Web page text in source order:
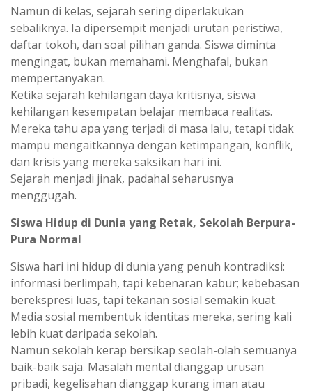
Namun di kelas, sejarah sering diperlakukan
sebaliknya. Ia dipersempit menjadi urutan peristiwa,
daftar tokoh, dan soal pilihan ganda. Siswa diminta
mengingat, bukan memahami. Menghafal, bukan
mempertanyakan.
Ketika sejarah kehilangan daya kritisnya, siswa
kehilangan kesempatan belajar membaca realitas.
Mereka tahu apa yang terjadi di masa lalu, tetapi tidak
mampu mengaitkannya dengan ketimpangan, konflik,
dan krisis yang mereka saksikan hari ini.
Sejarah menjadi jinak, padahal seharusnya
menggugah.
Siswa Hidup di Dunia yang Retak, Sekolah Berpura-
Pura Normal
Siswa hari ini hidup di dunia yang penuh kontradiksi:
informasi berlimpah, tapi kebenaran kabur; kebebasan
berekspresi luas, tapi tekanan sosial semakin kuat.
Media sosial membentuk identitas mereka, sering kali
lebih kuat daripada sekolah.
Namun sekolah kerap bersikap seolah-olah semuanya
baik-baik saja. Masalah mental dianggap urusan
pribadi, kegelisahan dianggap kurang iman atau